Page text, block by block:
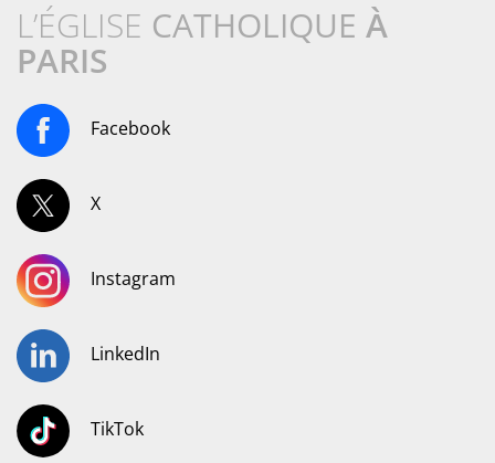
L’ÉGLISE CATHOLIQUE À
PARIS
Facebook
X
Instagram
LinkedIn
TikTok